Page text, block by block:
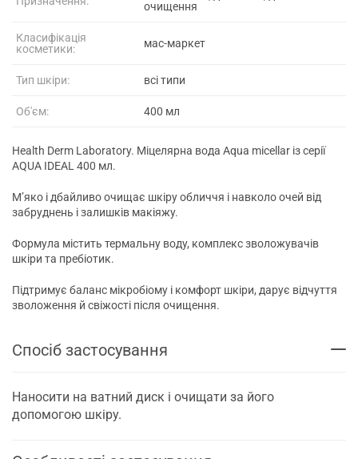
очищення
Класифікація
косметики:
мас-маркет
Тип шкіри: всі типи
Об'єм: 400 мл
Health Derm Laboratory. Міцелярна вода Aqua micellar із серії
AQUA IDEAL 400 мл.
М’яко і дбайливо очищає шкіру обличчя і навколо очей від
забруднень і залишків макіяжу.
Формула містить термальну воду, комплекс зволожувачів
шкіри та пребіотик.
Підтримує баланс мікробіому і комфорт шкіри, дарує відчуття
зволоження й свіжості після очищення.
Спосіб застосування
Наносити на ватний диск і очищати за його
допомогою шкіру.